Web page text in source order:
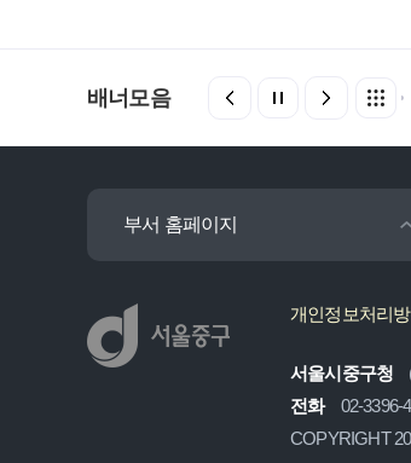
배너모음
부서 홈페이지
개인정보처리
서울시중구청
전화
02-3396-
COPYRIGHT